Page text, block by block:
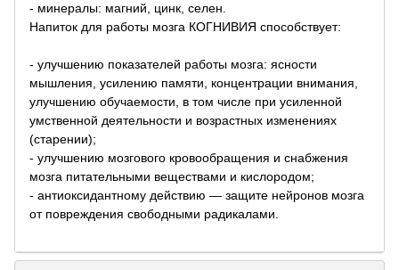
- минералы: магний, цинк, селен.
Напиток для работы мозга КОГНИВИЯ способствует:
- улучшению показателей работы мозга: ясности
мышления, усилению памяти, концентрации внимания,
улучшению обучаемости, в том числе при усиленной
умственной деятельности и возрастных изменениях
(старении);
- улучшению мозгового кровообращения и снабжения
мозга питательными веществами и кислородом;
- антиоксидантному действию — защите нейронов мозга
от повреждения свободными радикалами.